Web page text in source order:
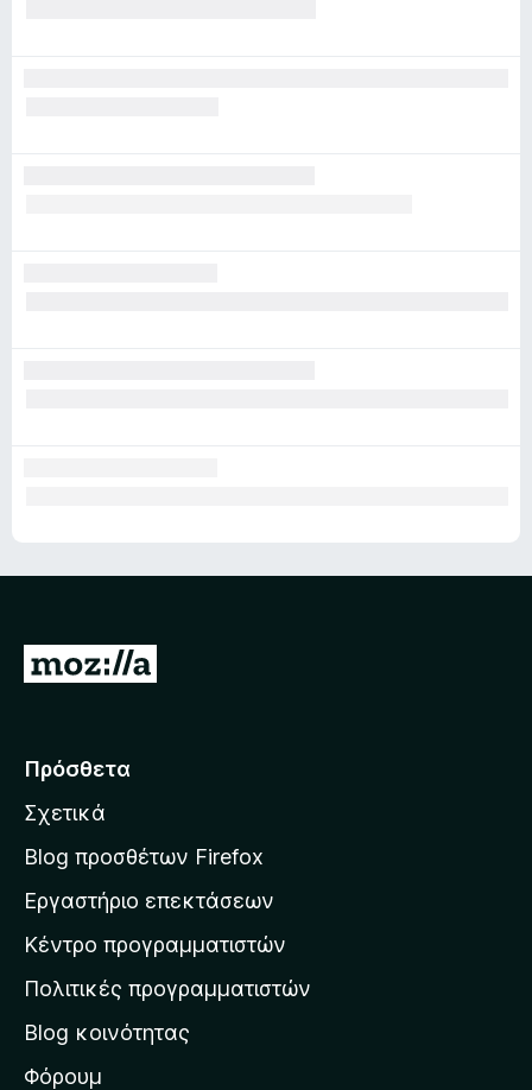
Μ
ά
α
σ
σ
τ
η
α
ρ
Πρόσθετα
Σχετικά
Blog προσθέτων Firefox
Εργαστήριο επεκτάσεων
Κέντρο προγραμματιστών
Πολιτικές προγραμματιστών
Blog κοινότητας
Φόρουμ